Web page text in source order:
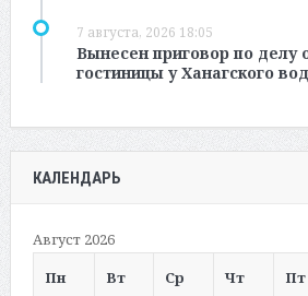
7 августа, 2026 18:05
Вынесен приговор по делу
гостиницы у Ханагского
КАЛЕНДАРЬ
Август 2026
Пн
Вт Ср Чт Пт